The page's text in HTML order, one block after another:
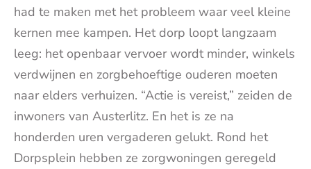
had te maken met het probleem waar veel kleine
kernen mee kampen. Het dorp loopt langzaam
leeg: het openbaar vervoer wordt minder, winkels
verdwijnen en zorgbehoeftige ouderen moeten
naar elders verhuizen. “Actie is vereist,” zeiden de
inwoners van Austerlitz. En het is ze na
honderden uren vergaderen gelukt. Rond het
Dorpsplein hebben ze zorgwoningen geregeld